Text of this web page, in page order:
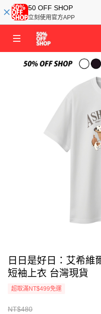
50 OFF SHOP
立刻使用官方APP
日日是好日：艾希維
短袖上衣 台灣現貨
超取滿NT$499免運
NT$480